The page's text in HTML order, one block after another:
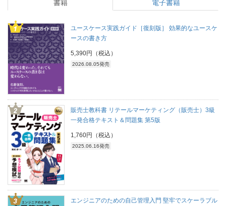
書籍 電子書籍
ユースケース実践ガイド［復刻版］ 効果的なユースケ
ースの書き方
5,390円（税込）
2026.08.05発売
販売士教科書 リテールマーケティング（販売士）3級
一発合格テキスト＆問題集 第5版
1,760円（税込）
2025.06.16発売
エンジニアのための自己管理入門 堅牢でスケーラブル